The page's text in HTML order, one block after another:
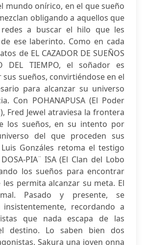
mundo onírico, en el que sueño
obligando a aquellos que
a buscar el hilo que les
ese laberinto. Como en cada
de EL CAZADOR DE SUEÑOS
DEL TIEMPO, el soñador es
sueños, convirtiéndose en el
para alcanzar su universo
Con POHANAPUSA (El Poder
Fred Jewel atraviesa la frontera
los sueños, en su intento por
del que proceden sus
Gonzáles retoma el testigo
DOSA-PIA ̈ ISA (El Clan del Lobo
los sueños para encontrar
les permita alcanzar su meta. El
Pasado y presente, se
insistentemente, recordando a
que nada escapa de las
destino. Lo saben bien dos
Sakura una joven onna